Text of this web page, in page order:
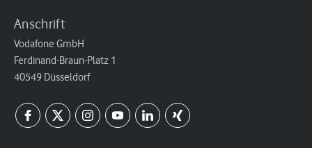
Anschrift
Vodafone GmbH
Ferdinand-Braun-Platz 1
40549 Düsseldorf